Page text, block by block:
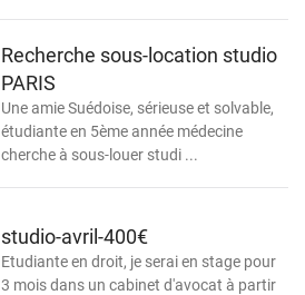
Recherche sous-location studio
PARIS
Une amie Suédoise, sérieuse et solvable,
étudiante en 5ème année médecine
cherche à sous-louer studi ...
studio-avril-400€
Etudiante en droit, je serai en stage pour
3 mois dans un cabinet d'avocat à partir